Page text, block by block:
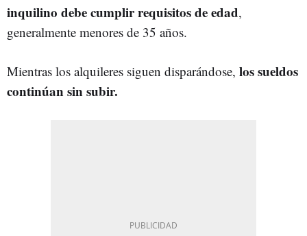
inquilino debe cumplir requisitos de edad,
generalmente menores de 35 años.
Mientras los alquileres siguen disparándose, los sueldos
continúan sin subir.